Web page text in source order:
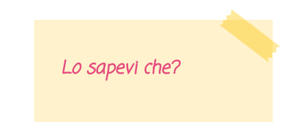
Lo sapevi che?